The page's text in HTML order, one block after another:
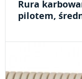
Rura
pilotem,